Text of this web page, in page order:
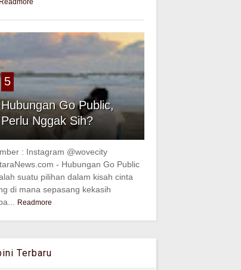
Readmore
5
Hubungan Go Public,
Perlu Nggak Sih?
: Instagram @wovecity
- Hubungan Go Public
suatu pilihan dalam kisah cinta
di mana sepasang kekasih
Readmore
Terbaru